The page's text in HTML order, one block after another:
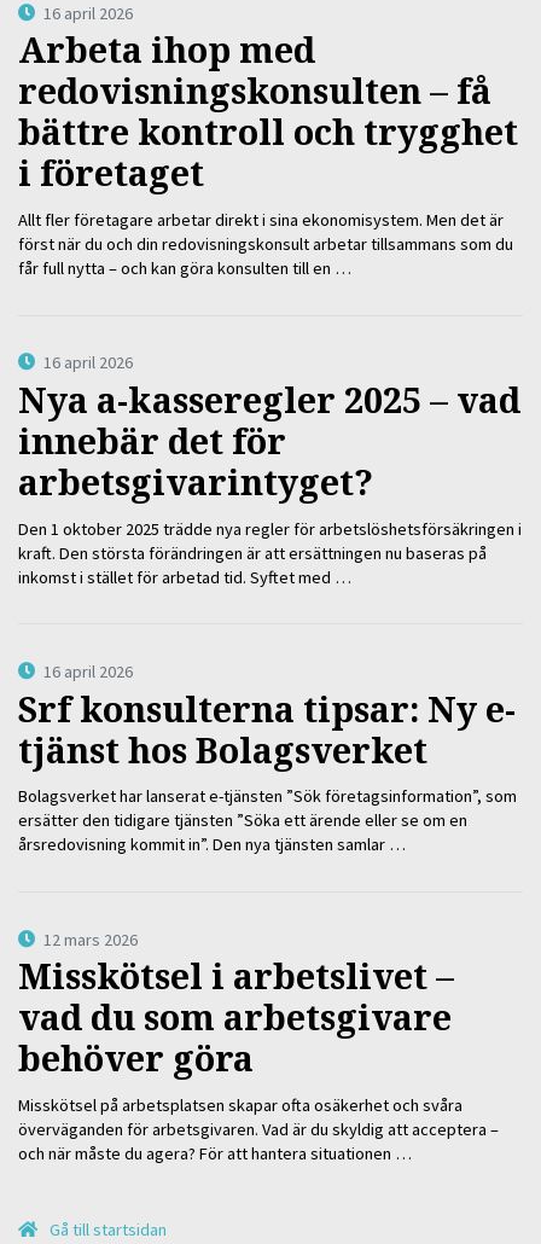
16 april 2026
Arbeta ihop med
redovisningskonsulten – få
bättre kontroll och trygghet
i företaget
Allt fler företagare arbetar direkt i sina ekonomisystem. Men det är
först när du och din redovisningskonsult arbetar tillsammans som du
får full nytta – och kan göra konsulten till en …
16 april 2026
Nya a-kasseregler 2025 – vad
innebär det för
arbetsgivarintyget?
Den 1 oktober 2025 trädde nya regler för arbetslöshetsförsäkringen i
kraft. Den största förändringen är att ersättningen nu baseras på
inkomst i stället för arbetad tid. Syftet med …
16 april 2026
Srf konsulterna tipsar: Ny e-
tjänst hos Bolagsverket
Bolagsverket har lanserat e-tjänsten ”Sök företagsinformation”, som
ersätter den tidigare tjänsten ”Söka ett ärende eller se om en
årsredovisning kommit in”. Den nya tjänsten samlar …
12 mars 2026
Misskötsel i arbetslivet –
vad du som arbetsgivare
behöver göra
Misskötsel på arbetsplatsen skapar ofta osäkerhet och svåra
överväganden för arbetsgivaren. Vad är du skyldig att acceptera –
och när måste du agera? För att hantera situationen …
Gå till startsidan